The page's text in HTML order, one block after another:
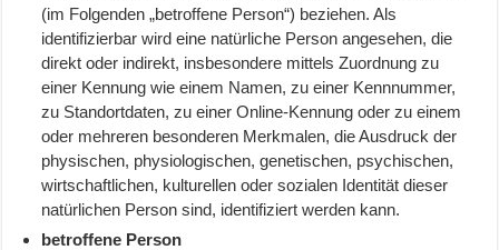
(im Folgenden „betroffene Person“) beziehen. Als
identifizierbar wird eine natürliche Person angesehen, die
direkt oder indirekt, insbesondere mittels Zuordnung zu
einer Kennung wie einem Namen, zu einer Kennnummer,
zu Standortdaten, zu einer Online-Kennung oder zu einem
oder mehreren besonderen Merkmalen, die Ausdruck der
physischen, physiologischen, genetischen, psychischen,
wirtschaftlichen, kulturellen oder sozialen Identität dieser
natürlichen Person sind, identifiziert werden kann.
betroffene Person